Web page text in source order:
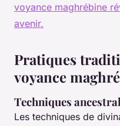
voyance maghrébine
avenir.
Pratiques
voyance
Techniques
Les techniques de